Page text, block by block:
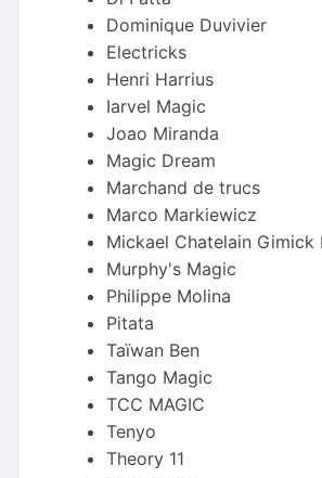
Dominique Duvivier
Electricks
Henri Harrius
Iarvel Magic
Joao Miranda
Magic Dream
Marchand de trucs
Marco Markiewicz
Mickael Chatelain Gimick
Murphy's Magic
Philippe Molina
Pitata
Taïwan Ben
Tango Magic
TCC MAGIC
Tenyo
Theory 11